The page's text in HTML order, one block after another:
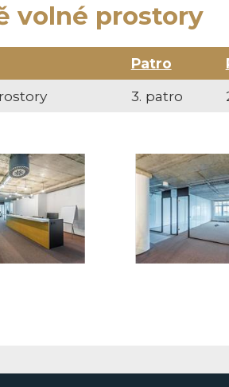
volné prostory
Patro
3. patro